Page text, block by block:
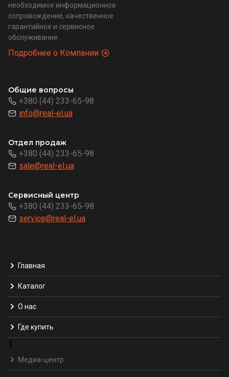
необходимое информационное
сопровождение, качественное
гарантийное и сервисное
обслуживание.
Подробнее о Компании
Общие вопросы
+380 (44) 233-65-98
info@real-el.ua
Отдел продаж
+380 (44) 233-65-98
sale@real-el.ua
Сервисный центр
+380 (44) 233-65-98
service@real-el.ua
Главная
Каталог
О нас
Где купить
1
Медиа-центр